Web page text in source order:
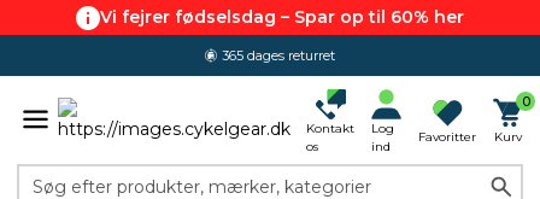
Vi fejrer fødselsdag – Spar op til 60% her
365 dages returret
4.7 ud af 5.0
Kontakt
os
Log
ind
Favoritter
0
Kurv
Søg efter produkter, mærker, kategorier